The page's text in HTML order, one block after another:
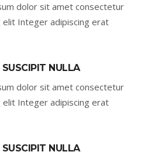
dolor sit amet consectetur
elit Integer adipiscing erat
SUSCIPIT NULLA
dolor sit amet consectetur
elit Integer adipiscing erat
SUSCIPIT NULLA